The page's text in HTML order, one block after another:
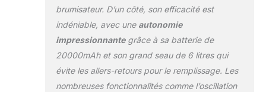
être retourné et rangé dans le seau,
pratique à transporter directement
lors de vos déplacements à l'extérieur.
Réduit votre température et prend très
peu de place, idéal pour les
déplacements au frais 20 000 mAh et
brumisateur. D’un côté, son efficacité est
indéniable, avec une autonomie
impressionnantegrâce à sa batterie de
20000mAh et son grand seau de 6 litres qui
évite les allers-retours pour le remplissage. Les
nombreuses fonctionnalités comme l’oscillation